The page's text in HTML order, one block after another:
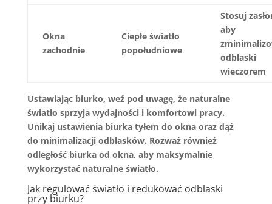
Okna
zachodnie
Ciepłe światło
popołudniowe
Stosuj
aby
odblaski
wieczorem
Ustawiając biurko, weź pod uwagę, że naturalne
światło sprzyja wydajności i komfortowi pracy.
Unikaj ustawienia biurka tyłem do okna oraz dąż
do minimalizacji odblasków. Rozważ również
odległość biurka od okna, aby maksymalnie
wykorzystać naturalne światło.
Jak regulować światło i redukować odblaski
przy biurku?